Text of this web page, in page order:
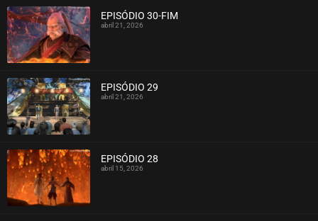
EPISÓDIO 30-FIM
abril 21, 2026
EPISÓDIO 29
abril 21, 2026
EPISÓDIO 28
abril 15, 2026